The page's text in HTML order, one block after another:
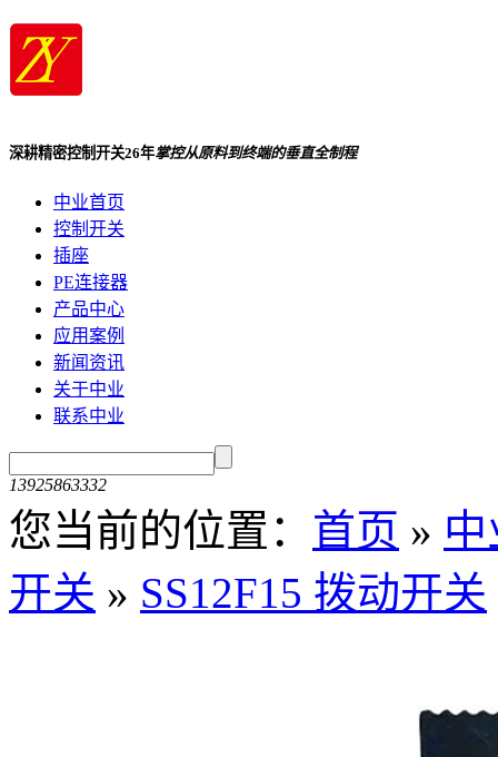
深耕精密控制开关26年掌控从原料到终端的垂直全制程
中业首页
控制开关
插座
PE连接器
产品中心
应用案例
新闻资讯
关于中业
联系中业
13925863332
您当前的位置： 首页 »
开关 » SS12F15 拨动开关